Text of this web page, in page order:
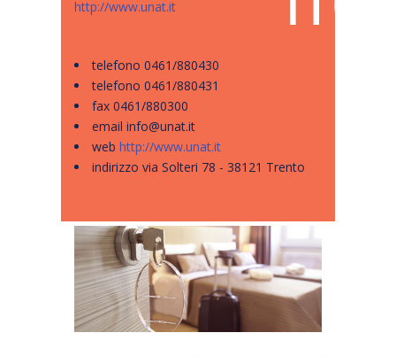
http://www.unat.it
telefono 0461/880430
telefono 0461/880431
fax 0461/880300
email info@unat.it
web http://www.unat.it
indirizzo via Solteri 78 - 38121 Trento